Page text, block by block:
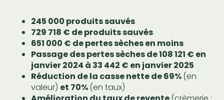
245 000 produits sauvés
729 718 € de produits sauvés
651 000 € de pertes sèches en moins
Passage des pertes sèches de 108 121 € en
janvier 2024 à 33 442 € en janvier 2025
Réduction de la casse nette de 69%(en
valeur) et 70%(en taux)